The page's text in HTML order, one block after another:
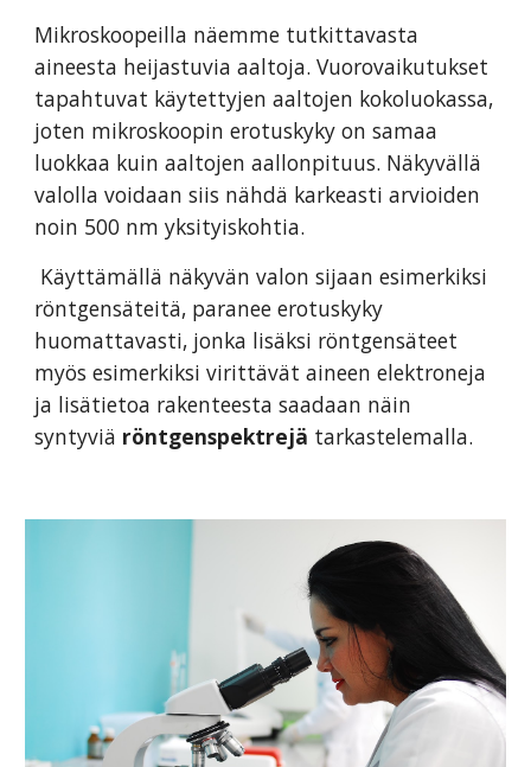
Mikroskoopeilla näemme tutkittavasta
aineesta heijastuvia aaltoja. Vuorovaikutukset
tapahtuvat käytettyjen aaltojen kokoluokassa,
joten mikroskoopin erotuskyky on samaa
luokkaa kuin aaltojen aallonpituus. Näkyvällä
valolla voidaan siis nähdä karkeasti arvioiden
noin 500 nm yksityiskohtia.
Käyttämällä näkyvän valon sijaan esimerkiksi
röntgensäteitä, paranee erotuskyky
huomattavasti, jonka lisäksi röntgensäteet
myös esimerkiksi virittävät aineen elektroneja
ja lisätietoa rakenteesta saadaan näin
syntyviä röntgenspektrejä tarkastelemalla.